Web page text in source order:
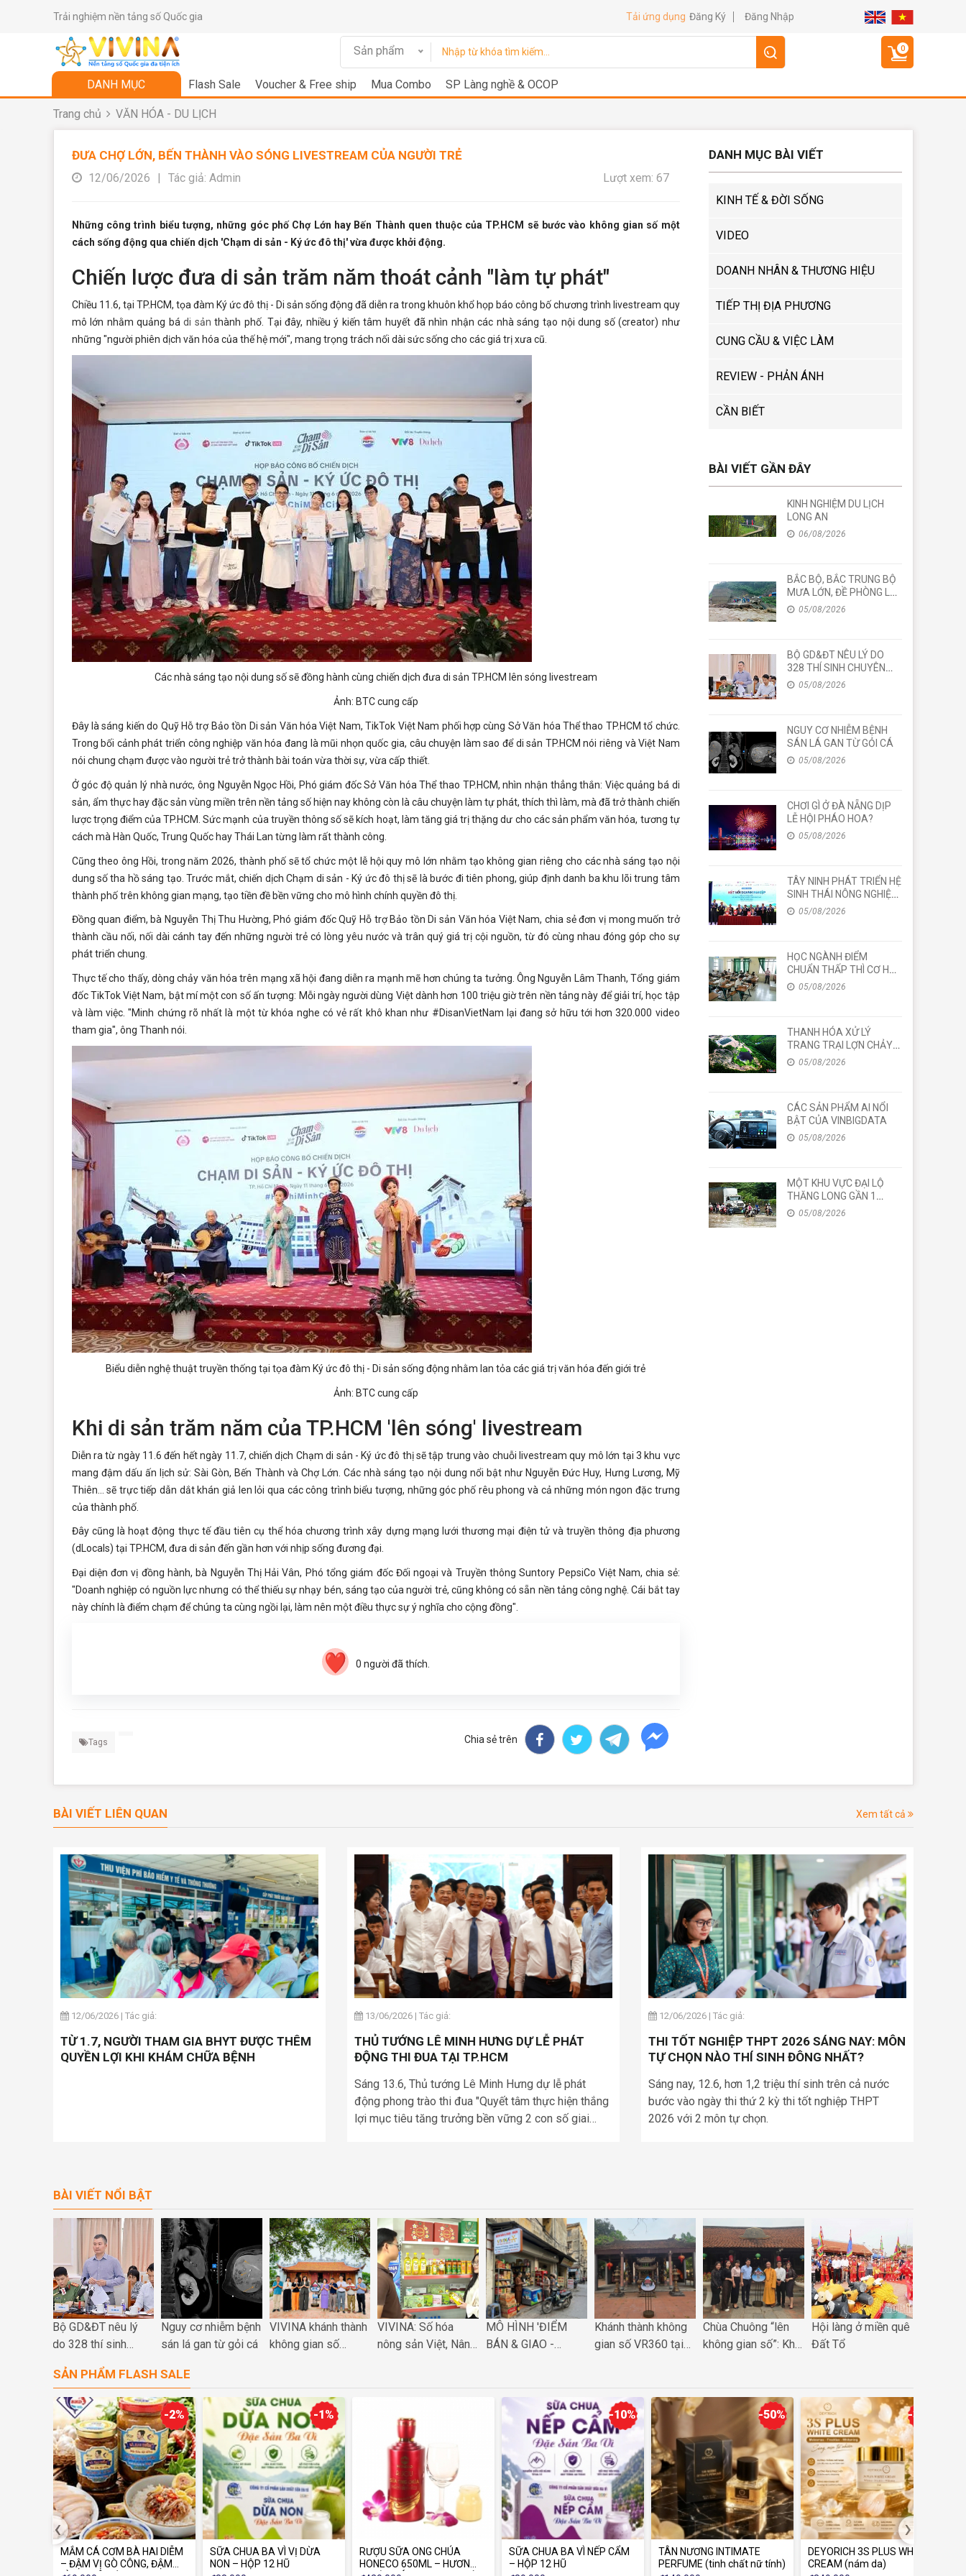
Trải nghiệm nền tảng số Quốc gia Tải ứng dụng Đăng Ký Đăng Nhập
Sản phẩm 0
DANH MỤC Flash Sale Voucher & Free ship Mua Combo SP Làng nghề & OCOP
Trang chủ VĂN HÓA - DU LỊCH
ĐƯA CHỢ LỚN, BẾN THÀNH VÀO SÓNG LIVESTREAM CỦA NGƯỜI TRẺ
12/06/2026 | Tác giả: Admin Lượt xem: 67
Những công trình biểu tượng, những góc phố Chợ Lớn hay Bến Thành quen thuộc của TP.HCM sẽ bước vào không gian số một
cách sống động qua chiến dịch 'Chạm di sản - Ký ức đô thị' vừa được khởi động.
Chiến lược đưa di sản trăm năm thoát cảnh "làm tự phát"
Chiều 11.6, tại TP.HCM, tọa đàm Ký ức đô thị - Di sản sống động đã diễn ra trong khuôn khổ họp báo công bố chương trình livestream quy
mô lớn nhằm quảng bádi sản thành phố. Tại đây, nhiều ý kiến tâm huyết đã nhìn nhận các nhà sáng tạo nội dung số (creator) như
những "người phiên dịch văn hóa của thế hệ mới", mang trọng trách nối dài sức sống cho các giá trị xưa cũ.
Các nhà sáng tạo nội dung số sẽ đồng hành cùng chiến dịch đưa di sản TP.HCM lên sóng livestream
Ảnh: BTC cung cấp
Đây là sáng kiến do Quỹ Hỗ trợ Bảo tồn Di sản Văn hóa Việt Nam, TikTok Việt Nam phối hợp cùng Sở Văn hóa Thể thao TP.HCM tổ chức.
Trong bối cảnh phát triển công nghiệp văn hóa đang là mũi nhọn quốc gia, câu chuyện làm sao để di sản TP.HCM nói riêng và Việt Nam
nói chung chạm được vào người trẻ trở thành bài toán vừa thời sự, vừa cấp thiết.
Ở góc độ quản lý nhà nước, ông Nguyễn Ngọc Hồi, Phó giám đốc Sở Văn hóa Thể thao TP.HCM, nhìn nhận thẳng thắn: Việc quảng bá di
sản, ẩm thực hay đặc sản vùng miền trên nền tảng số hiện nay không còn là câu chuyện làm tự phát, thích thì làm, mà đã trở thành chiến
lược trọng điểm của TP.HCM. Sức mạnh của truyền thông số sẽ kích hoạt, làm tăng giá trị thặng dư cho các sản phẩm văn hóa, tương tự
cách mà Hàn Quốc, Trung Quốc hay Thái Lan từng làm rất thành công.
Cũng theo ông Hồi, trong năm 2026, thành phố sẽ tổ chức một lễ hội quy mô lớn nhằm tạo không gian riêng cho các nhà sáng tạo nội
dung số tha hồ sáng tạo. Trước mắt, chiến dịchChạm di sản - Ký ức đô thịsẽ là bước đi tiên phong, giúp định danh ba khu lõi trung tâm
thành phố trên không gian mạng, tạo tiền đề bền vững cho mô hình chính quyền đô thị.
Đồng quan điểm, bà Nguyễn Thị Thu Hường, Phó giám đốc Quỹ Hỗ trợ Bảo tồn Di sản Văn hóa Việt Nam, chia sẻ đơn vị mong muốn trở
thành cầu nối, nối dài cánh tay đến những người trẻ có lòng yêu nước và trân quý giá trị cội nguồn, từ đó cùng nhau đóng góp cho sự
phát triển chung.
Thực tế cho thấy, dòng chảy văn hóa trên mạng xã hội đang diễn ra mạnh mẽ hơn chúng ta tưởng. Ông Nguyễn Lâm Thanh, Tổng giám
đốc TikTok Việt Nam, bật mí một con số ấn tượng: Mỗi ngày người dùng Việt dành hơn 100 triệu giờ trên nền tảng này để giải trí, học tập
và làm việc. "Minh chứng rõ nhất là một từ khóa nghe có vẻ rất khô khan như #DisanVietNam lại đang sở hữu tới hơn 320.000 video
tham gia", ông Thanh nói.
Biểu diễn nghệ thuật truyền thống tại tọa đàm Ký ức đô thị - Di sản sống động nhằm lan tỏa các giá trị văn hóa đến giới trẻ
Ảnh: BTC cung cấp
Khi di sản trăm năm của TP.HCM 'lên sóng' livestream
Diễn ra từ ngày 11.6 đến hết ngày 11.7, chiến dịch Chạm di sản - Ký ức đô thịsẽ tập trung vào chuỗi livestream quy mô lớn tại 3 khu vực
mang đậm dấu ấn lịch sử: Sài Gòn, Bến Thành và Chợ Lớn. Các nhà sáng tạo nội dung nổi bật như Nguyễn Đức Huy, Hưng Lương, Mỹ
Thiên... sẽ trực tiếp dẫn dắt khán giả len lỏi qua các công trình biểu tượng, những góc phố rêu phong và cả những món ngon đặc trưng
của thành phố.
Đây cũng là hoạt động thực tế đầu tiên cụ thể hóa chương trình xây dựng mạng lưới thương mại điện tử và truyền thông địa phương
(dLocals) tại TP.HCM, đưa di sản đến gần hơn với nhịp sống đương đại.
Đại diện đơn vị đồng hành, bà Nguyễn Thị Hải Vân, Phó tổng giám đốc Đối ngoại và Truyền thông Suntory PepsiCo Việt Nam, chia sẻ:
"Doanh nghiệp có nguồn lực nhưng có thể thiếu sự nhạy bén, sáng tạo của người trẻ, cũng không có sẵn nền tảng công nghệ. Cái bắt tay
này chính là điểm chạm để chúng ta cùng ngồi lại, làm nên một điều thực sự ý nghĩa cho cộng đồng".
0 người đã thích.
Tags Chia sẻ trên
DANH MỤC BÀI VIẾT
KINH TẾ & ĐỜI SỐNG
VIDEO
DOANH NHÂN & THƯƠNG HIỆU
TIẾP THỊ ĐỊA PHƯƠNG
CUNG CẦU & VIỆC LÀM
REVIEW - PHẢN ÁNH
CẦN BIẾT
BÀI VIẾT GẦN ĐÂY
KINH NGHIỆM DU LỊCH
LONG AN
06/08/2026
BẮC BỘ, BẮC TRUNG BỘ
MƯA LỚN, ĐỀ PHÒNG LŨ
QUÉT05/08/2026
BỘ GD&ĐT NÊU LÝ DO
328 THÍ SINH CHUYÊN
TUYÊN QUANG THI LẠI
05/08/2026
NGUY CƠ NHIỄM BỆNH
SÁN LÁ GAN TỪ GỎI CÁ
05/08/2026
CHƠI GÌ Ở ĐÀ NẴNG DỊP
LỄ HỘI PHÁO HOA?
05/08/2026
TÂY NINH PHÁT TRIỂN HỆ
SINH THÁI NÔNG NGHIỆP
CÔNG NGHỆ CAO
05/08/2026
HỌC NGÀNH ĐIỂM
CHUẨN THẤP THÌ CƠ HỘI
VIỆC LÀM NHƯ THẾ
05/08/2026
THANH HÓA XỬ LÝ
TRANG TRẠI LỢN CHẢY
NƯỚC ĐEN VỀ PHÍA TỈNH
05/08/2026
CÁC SẢN PHẨM AI NỔI
BẬT CỦA VINBIGDATA
05/08/2026
MỘT KHU VỰC ĐẠI LỘ
THĂNG LONG GẦN 1
TUẦN VẪN NGẬP SÂU
05/08/2026
BÀI VIẾT LIÊN QUAN Xem tất cả
12/06/2026 | Tác giả:
TỪ 1.7, NGƯỜI THAM GIA BHYT ĐƯỢC THÊM
QUYỀN LỢI KHI KHÁM CHỮA BỆNH
13/06/2026 | Tác giả:
THỦ TƯỚNG LÊ MINH HƯNG DỰ LỄ PHÁT
ĐỘNG THI ĐUA TẠI TP.HCM
Sáng 13.6, Thủ tướng Lê Minh Hưng dự lễ phát
động phong trào thi đua "Quyết tâm thực hiện thắng
lợi mục tiêu tăng trưởng bền vững 2 con số giai
12/06/2026 | Tác giả:
THI TỐT NGHIỆP THPT 2026 SÁNG NAY: MÔN
TỰ CHỌN NÀO THÍ SINH ĐÔNG NHẤT?
Sáng nay, 12.6, hơn 1,2 triệu thí sinh trên cả nước
bước vào ngày thi thứ 2 kỳ thi tốt nghiệp THPT
2026 với 2 môn tự chọn.
BÀI VIẾT NỔI BẬT
Bộ GD&ĐT nêu lý
do 328 thí sinh
Quang thi lại tất cả
các môn tốt nghiệp
Nguy cơ nhiễm bệnh
sán lá gan từ gỏi cá
VIVINA khánh thành
không gian số
hòa nhịp cùng
chuyển đổi số quốc
gia
VIVINA: Số hóa
nông sản Việt, Nâng
MÔ HÌNH 'ĐIỂM
BÁN & GIAO -
SỐNG CÒN CỦA
CỬA HÀNG TRUYỀN
Khánh thành không
gian số VR360 tại
chuyển đổi số quốc
gia
Chùa Chuông “lên
không gian số”: Khi
bằng công nghệ
Hội làng ở miền quê
Đất Tổ
SẢN PHẨM FLASH SALE
-2%
MẮM CÁ CƠM BÀ HAI DIỄM
– ĐẬM VỊ GÒ CÔNG, ĐẬM
-1%
SỮA CHUA BA VÌ VỊ DỪA
NON – HỘP 12 HŨ
RƯỢU SỮA ONG CHÚA
HONECO 650ML – HƯƠNG
-10%
SỮA CHUA BA VÌ NẾP CẨM
– HỘP 12 HŨ
-50%
TÂN NƯƠNG INTIMATE
PERFUME (tinh chất nữ tính)
-30%
DEYORICH 3S PLUS WHITE
CREAM (nám da)
‹ ›